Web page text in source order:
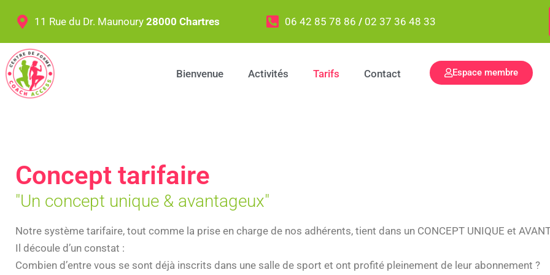
11 Rue du Dr. Maunoury 28000 Chartres 06 42 85 78 86 /02 37 36 48 33
Bienvenue Activités Tarifs Contact Espace membre
Concept tarifaire
"Un concept unique & avantageux"
Notre système tarifaire, tout comme la prise en charge de nos adhérents, tient dans un CONCEPT UNIQUE et
Il découle d’un constat :
Combien d’entre vous se sont déjà inscrits dans une salle de sport et ont profité pleinement de leur abonnement ?